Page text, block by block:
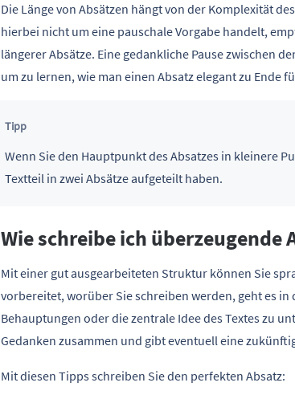
Die Länge von Absätzen hängt von der Komplexität
hierbei nicht um eine pauschale Vorgabe handelt,
längerer Absätze. Eine gedankliche Pause zwischen
um zu lernen, wie man einen Absatz elegant zu Ende
Tipp
Wenn Sie den Hauptpunkt des Absatzes in kleinere
Textteil in zwei Absätze aufgeteilt haben.
Wie schreibe ich überzeugende
Mit einer gut ausgearbeiteten Struktur können Sie
vorbereitet, worüber Sie schreiben werden, geht es
Behauptungen oder die zentrale Idee des Textes zu
Gedanken zusammen und gibt eventuell eine
Mit diesen Tipps schreiben Sie den perfekten Absatz: